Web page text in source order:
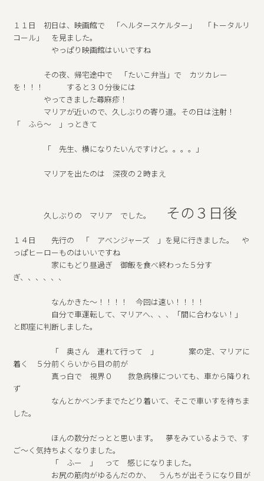
１１日 初日は、映画館で 「ヘルタースケルター」 「トータルリ
コール」 を見ました。
やっぱり映画館はいいですね
その夜、帰宅途中で 「たいこ弁当」で カツカレー
を！！！ すると３０分後には
やってきました蕁麻疹！
マリアが近いので、久しぶりの寄り道。その日は注射！
「 ふら～ 」っときて
「 先生、横になりたいんですけど。。。。」
マリアを出たのは 深夜の２時まえ
久しぶりの マリア でした。 その３日後
１４日 先行の 「 アべンジャーズ 」を見に行きました。 や
っぱヒーローものはいいですね
家にもどり昼過ぎ 御飯を食べ終わった５分す
ぎ、、、、、、
なんかきた～！！！！ 今回は速い！！！！
自分で車運転して、マリアへ、、、「間に合わない！」
と即座に判断しました。
「 奥さん 連れて行って 」 案の定、マリアに
着く ５分前くらいから目の前が
真っ白で 視界０ 救急病棟についても、車から降りれ
ず
なんとかベンチまでたどり着いて、そこで車いすを待ちま
した。
ほんの数分だっとと思います。 夢をみているようで、す
ご～く気持ちよくなりました。
「 ふー 」 って 感じになりました。
お尻の筋肉がゆるんだのか、 うんちが出そうになり目が